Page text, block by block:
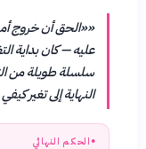
««الحق أن خروج
عليه — كان بداية
سلسلة طويلة من
النهاية إلى تغير
● الحكم النهائي